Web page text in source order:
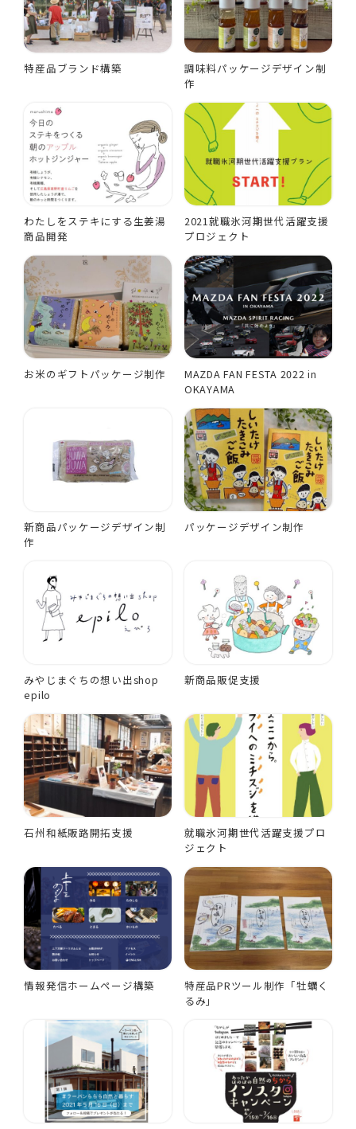
特産品ブランド構築
調味料パッケージデザイン制
作
わたしをステキにする生姜湯
商品開発
2021就職氷河期世代活躍支援
プロジェクト
お米のギフトパッケージ制作
MAZDA FAN FESTA 2022 in
OKAYAMA
新商品パッケージデザイン制
作
パッケージデザイン制作
みやじまぐちの想い出shop
epilo
新商品販促支援
石州和紙販路開拓支援
就職氷河期世代活躍支援プロ
ジェクト
情報発信ホームページ構築
特産品PRツール制作「牡蠣く
るみ」